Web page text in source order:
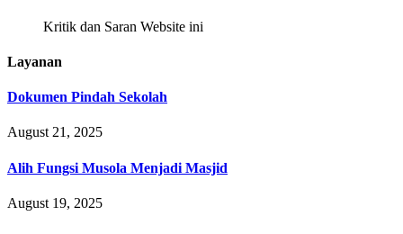
Kritik dan Saran Website ini
Layanan
Dokumen Pindah Sekolah
August 21, 2025
Alih Fungsi Musola Menjadi Masjid
August 19, 2025